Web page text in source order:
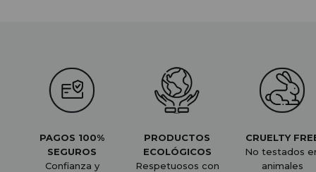
PAGOS 100%
SEGUROS
Confianza y
PRODUCTOS
ECOLÓGICOS
Respetuosos con
CRUELTY
No testados
animales